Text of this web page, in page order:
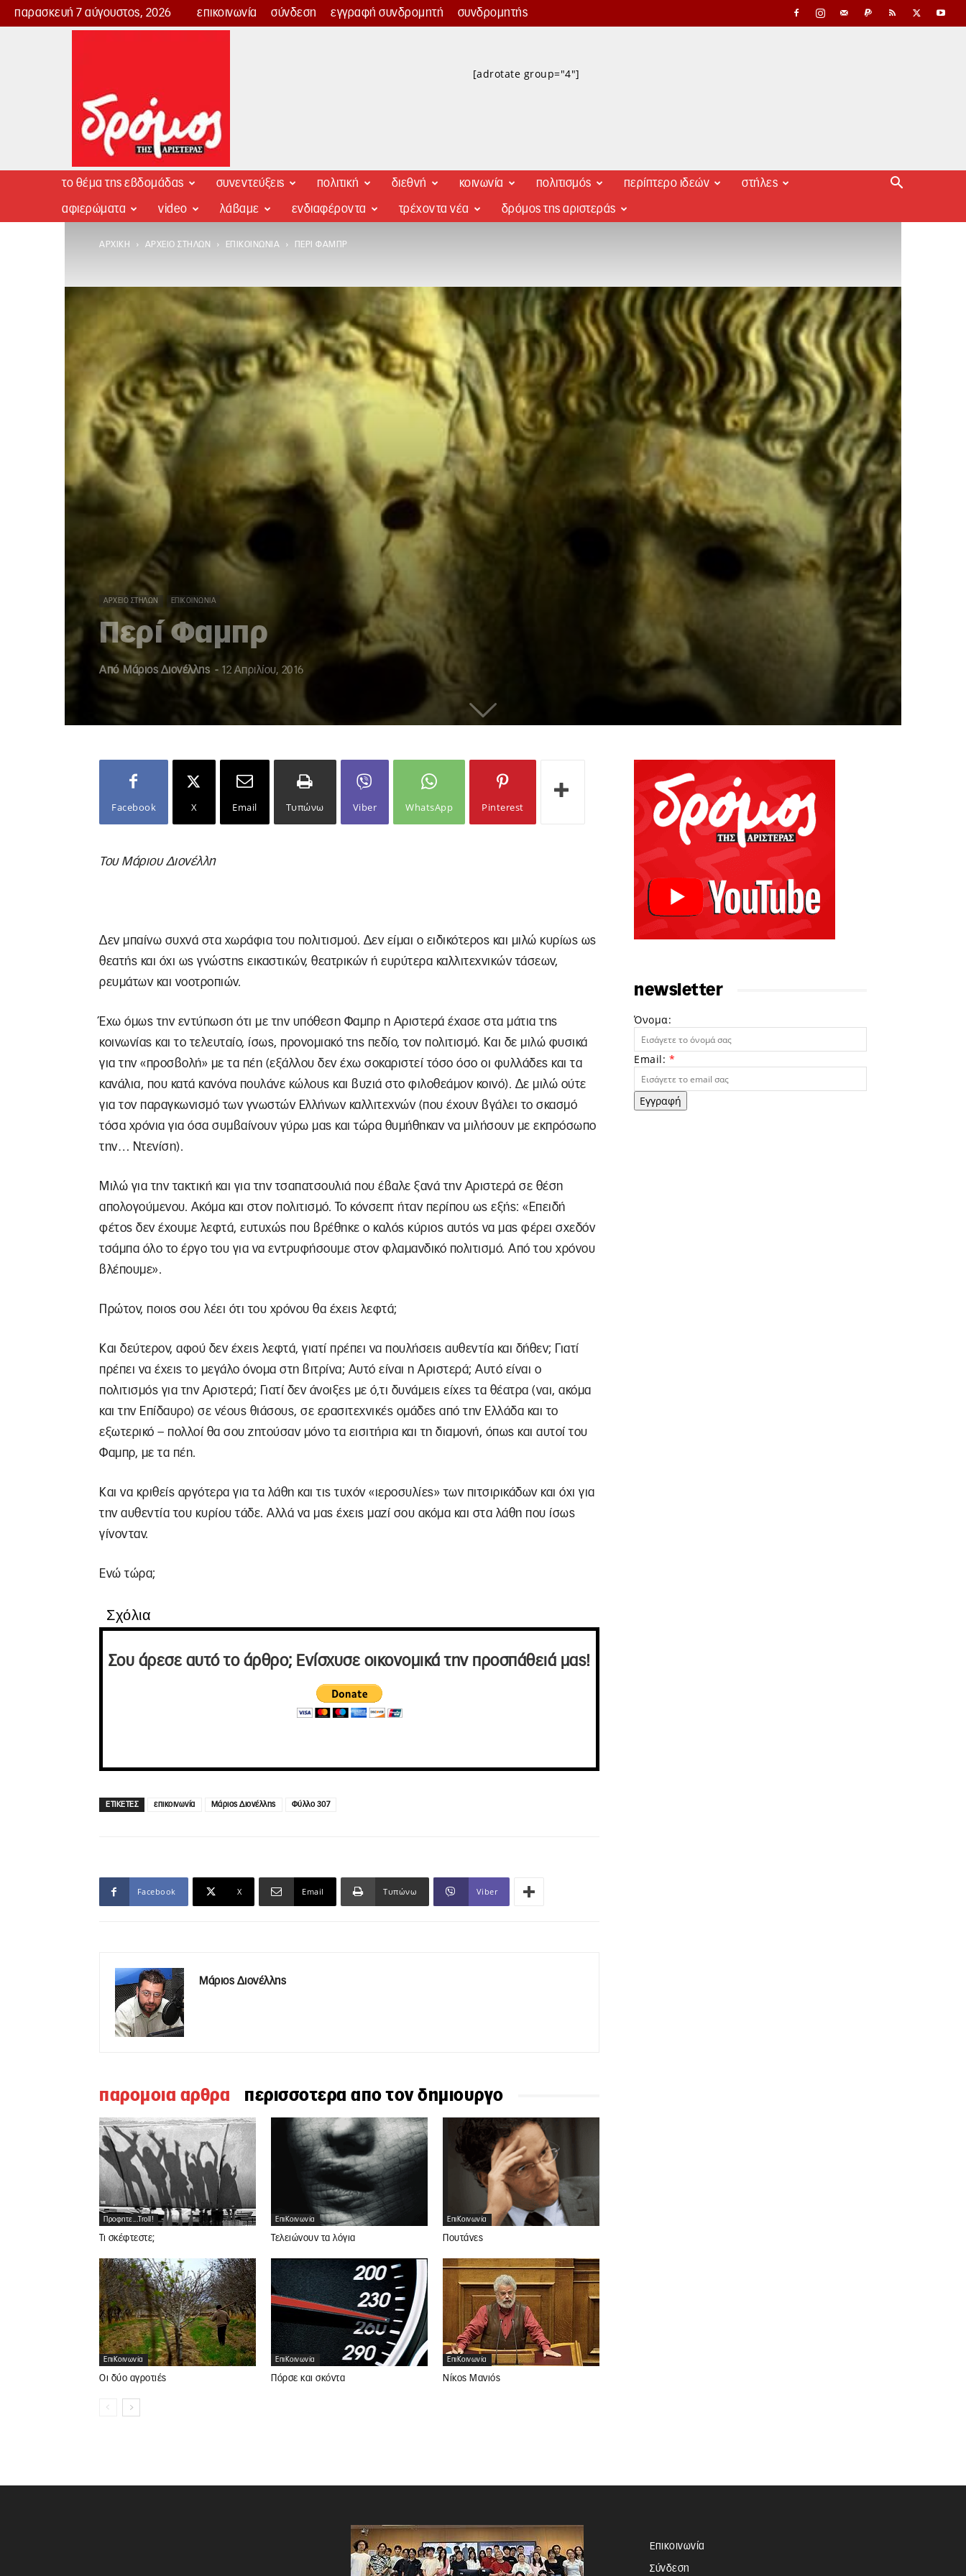
παρασκευή 7 αύγουστος, 2026 επικοινωνία σύνδεση εγγραφή συνδρομητή συνδρομητής
Δρόμος
[adrotate group="4"]
το θέμα της εβδομάδας συνεντεύξεις πολιτική διεθνή κοινωνία πολιτισμός περίπτερο ιδεών στήλες
αφιερώματα video λάβαμε ενδιαφέροντα τρέχοντα νέα δρόμος της αριστεράς
ΑΡΧΙΚΉ ΑΡΧΕΊΟ ΣΤΗΛΏΝ ΕΠΙΚΟΙΝΩΝΊΑ ΠΕΡΊ ΦΑΜΠΡ
ΑΡΧΕΊΟ ΣΤΗΛΏΝ ΕΠΙΚΟΙΝΩΝΊΑ
Περί Φαμπρ
Από Μάριος Διονέλλης - 12 Απριλίου, 2016
Facebook X Email Τυπώνω Viber WhatsApp Pinterest
Του Μάριου Διονέλλη
Δεν μπαίνω συχνά στα χωράφια του πολιτισμού. Δεν είμαι ο ειδικότερος και μιλώ κυρίως ως
θεατής και όχι ως γνώστης εικαστικών, θεατρικών ή ευρύτερα καλλιτεχνικών τάσεων,
ρευμάτων και νοοτροπιών.
Έχω όμως την εντύπωση ότι με την υπόθεση Φαμπρ η Αριστερά έχασε στα μάτια της
κοινωνίας και το τελευταίο, ίσως, προνομιακό της πεδίο, τον πολιτισμό. Και δε μιλώ φυσικά
για την «προσβολή» με τα πέη (εξάλλου δεν έχω σοκαριστεί τόσο όσο οι φυλλάδες και τα
κανάλια, που κατά κανόνα πουλάνε κώλους και βυζιά στο φιλοθεάμον κοινό). Δε μιλώ ούτε
για τον παραγκωνισμό των γνωστών Ελλήνων καλλιτεχνών (που έχουν βγάλει το σκασμό
τόσα χρόνια για όσα συμβαίνουν γύρω μας και τώρα θυμήθηκαν να μιλήσουν με εκπρόσωπο
την… Ντενίση).
Μιλώ για την τακτική και για την τσαπατσουλιά που έβαλε ξανά την Αριστερά σε θέση
απολογούμενου. Ακόμα και στον πολιτισμό. Το κόνσεπτ ήταν περίπου ως εξής: «Επειδή
φέτος δεν έχουμε λεφτά, ευτυχώς που βρέθηκε ο καλός κύριος αυτός να μας φέρει σχεδόν
τσάμπα όλο το έργο του για να εντρυφήσουμε στον φλαμανδικό πολιτισμό. Από του χρόνου
βλέπουμε».
Πρώτον, ποιος σου λέει ότι του χρόνου θα έχεις λεφτά;
Και δεύτερον, αφού δεν έχεις λεφτά, γιατί πρέπει να πουλήσεις αυθεντία και δήθεν; Γιατί
πρέπει να έχεις το μεγάλο όνομα στη βιτρίνα; Αυτό είναι η Αριστερά; Αυτό είναι ο
πολιτισμός για την Αριστερά; Γιατί δεν άνοιξες με ό,τι δυνάμεις είχες τα θέατρα (ναι, ακόμα
και την Επίδαυρο) σε νέους θιάσους, σε ερασιτεχνικές ομάδες από την Ελλάδα και το
εξωτερικό – πολλοί θα σου ζητούσαν μόνο τα εισιτήρια και τη διαμονή, όπως και αυτοί του
Φαμπρ, με τα πέη.
Και να κριθείς αργότερα για τα λάθη και τις τυχόν «ιεροσυλίες» των πιτσιρικάδων και όχι για
την αυθεντία του κυρίου τάδε. Αλλά να μας έχεις μαζί σου ακόμα και στα λάθη που ίσως
γίνονταν.
Ενώ τώρα;
Σχόλια
Σου άρεσε αυτό το άρθρο; Ενίσχυσε οικονομικά την προσπάθειά μας!
ΕΤΙΚΕΤΕΣ επικοινωνία Μάριος Διονέλλης Φύλλο 307
Facebook X Email Τυπώνω Viber
Μάριος Διονέλλης
παρομοια αρθρα περισσοτερα απο τον δημιουργο
Προφητε...troll!
Τι σκέφτεστε;
ΕπιΚοινωνία
Τελειώνουν τα λόγια
ΕπιΚοινωνία
Πουτάνες
ΕπιΚοινωνία
Οι δύο αγροτιές
ΕπιΚοινωνία
Πόρσε και σκόντα
ΕπιΚοινωνία
Νίκος Μανιός
newsletter
Όνομα:
Email: *
Εγγραφή
Επικοινωνία
Σύνδεση